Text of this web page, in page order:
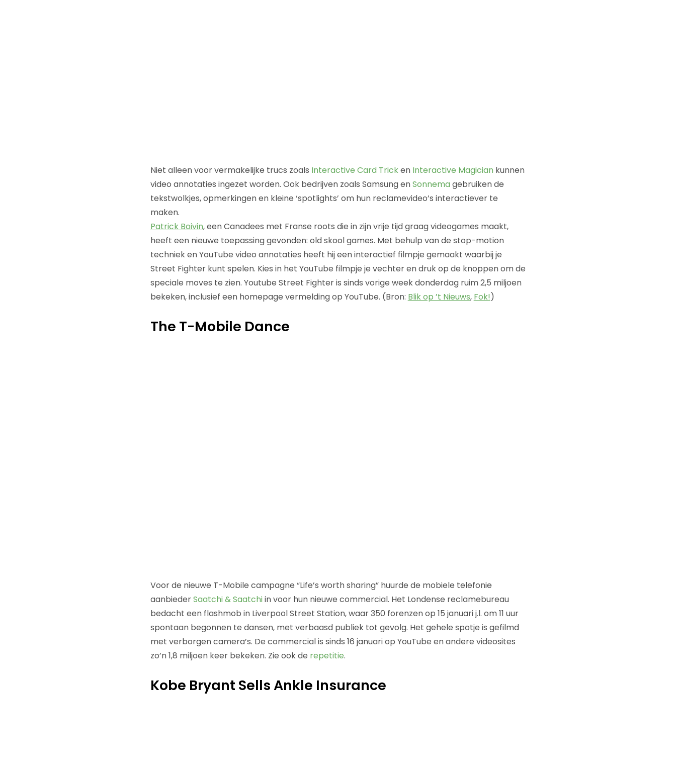
Niet alleen voor vermakelijke trucs zoals Interactive Card Tricken Interactive Magician kunnen
video annotaties ingezet worden. Ook bedrijven zoals Samsung enSonnema gebruiken de
tekstwolkjes, opmerkingen en kleine ‘spotlights’ om hun reclamevideo’s interactiever te
maken.
Patrick Boivin, een Canadees met Franse roots die in zijn vrije tijd graag videogames maakt,
heeft een nieuwe toepassing gevonden: old skool games. Met behulp van de stop-motion
techniek en YouTube video annotaties heeft hij een interactief filmpje gemaakt waarbij je
Street Fighter kunt spelen. Kies in het YouTube filmpje je vechter en druk op de knoppen om de
speciale moves te zien. Youtube Street Fighter is sinds vorige week donderdag ruim 2,5 miljoen
bekeken, inclusief een homepage vermelding op YouTube. (Bron: Blik op ’t Nieuws, Fok!)
The T-Mobile Dance
Voor de nieuwe T-Mobile campagne “Life’s worth sharing” huurde de mobiele telefonie
aanbiederSaatchi & Saatchiin voor hun nieuwe commercial. Het Londense reclamebureau
bedacht een flashmob in Liverpool Street Station, waar 350 forenzen op 15 januari j.l. om 11 uur
spontaan begonnen te dansen, met verbaasd publiek tot gevolg. Het gehele spotje is gefilmd
met verborgen camera’s. De commercial is sinds 16 januari op YouTube en andere videosites
zo’n 1,8 miljoen keer bekeken. Zie ook de repetitie.
Kobe Bryant Sells Ankle Insurance